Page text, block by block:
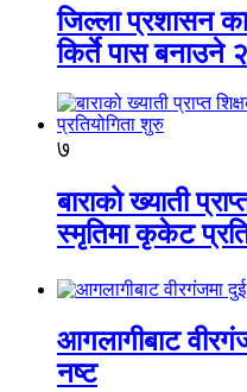
जिल्ला प्रशासन
किर्ते पास बनाउने
७
बाराको ख्याती
स्मृतिमा कृकेट
आगलागीबाट
नष्ट